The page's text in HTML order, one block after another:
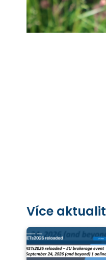
Více aktualit